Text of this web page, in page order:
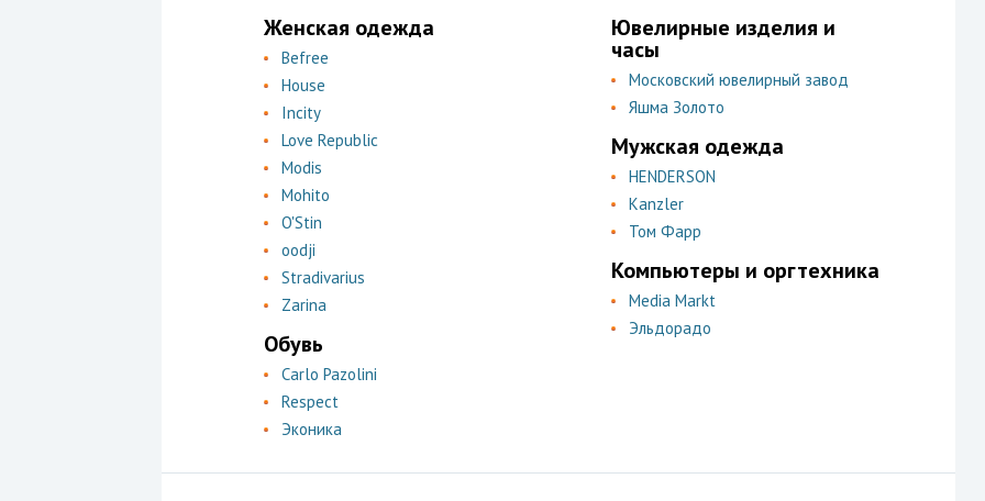
Женская одежда
Befree
House
Incity
Love Republic
Modis
Mohito
O'Stin
oodji
Stradivarius
Zarina
Обувь
Carlo Pazolini
Respect
Эконика
Ювелирные изделия и
часы
Московский ювелирный завод
Яшма Золото
Мужская одежда
HENDERSON
Kanzler
Том Фарр
Компьютеры и оргтехника
Media Markt
Эльдорадо